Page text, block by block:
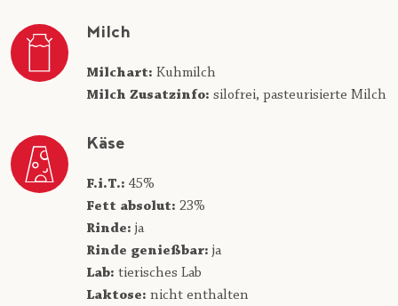
Milch
Milchart: Kuhmilch
Milch Zusatzinfo: silofrei, pasteurisierte Milch
Käse
F.i.T.: 45%
Fett absolut: 23%
Rinde: ja
Rinde genießbar: ja
Lab: tierisches Lab
Laktose: nicht enthalten